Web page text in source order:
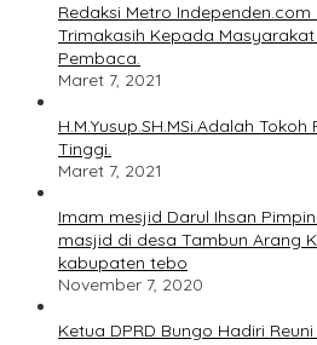
Redaksi Metro
Trimakasih Kepada
Pembaca.
Maret 7, 2021
H.M.Yusup.SH.MSi.Adalah
Tinggi.
Maret 7, 2021
Imam mesjid Darul Ihsan
masjid di desa Tambun Arang
kabupaten tebo
November 7, 2020
Ketua DPRD Bungo Hadiri